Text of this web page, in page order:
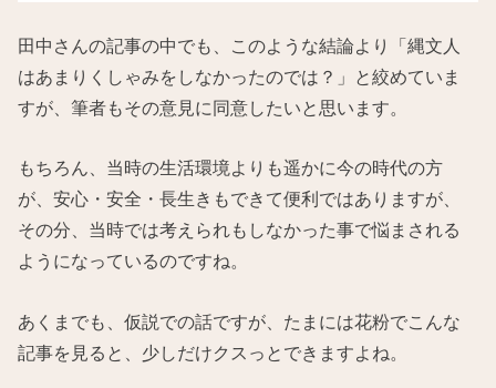
田中さんの記事の中でも、このような結論より「縄文人
はあまりくしゃみをしなかったのでは？」と絞めていま
すが、筆者もその意見に同意したいと思います。
もちろん、当時の生活環境よりも遥かに今の時代の方
が、安心・安全・長生きもできて便利ではありますが、
その分、当時では考えられもしなかった事で悩まされる
ようになっているのですね。
あくまでも、仮説での話ですが、たまには花粉でこんな
記事を見ると、少しだけクスっとできますよね。